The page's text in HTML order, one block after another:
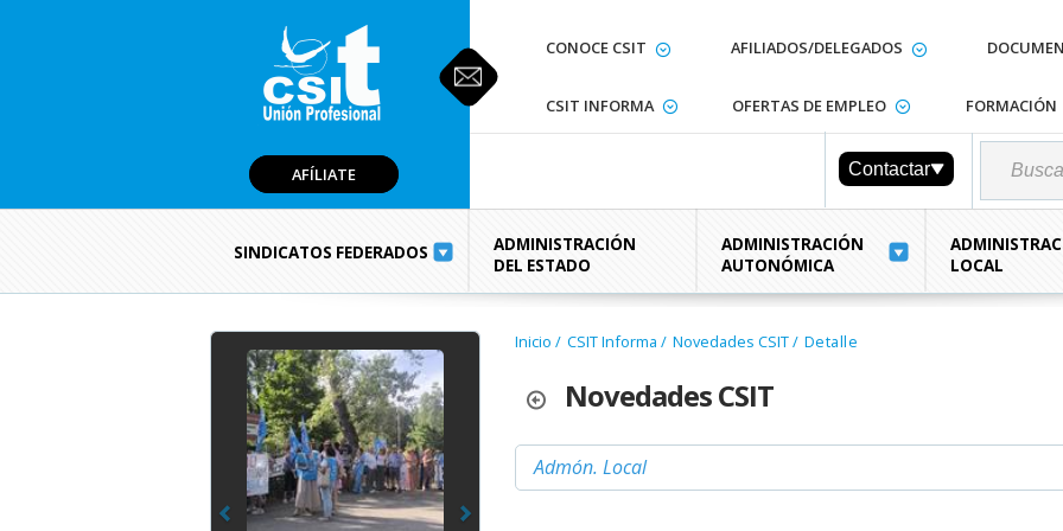
AFÍLIATE
CONOCE CSIT AFILIADOS/DELEGADOS
CSIT INFORMA OFERTAS DE EMPLEO FORMACIÓN
Contactar
SINDICATOS FEDERADOS
ADMINISTRACIÓN
DEL ESTADO
ADMINISTRACIÓN
AUTONÓMICA
LOCAL
Previous NextInicio / CSIT Informa / Novedades CSIT/ Detalle
Novedades CSIT
Admón. Local